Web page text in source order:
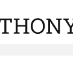
/ Kravaty
kravata s